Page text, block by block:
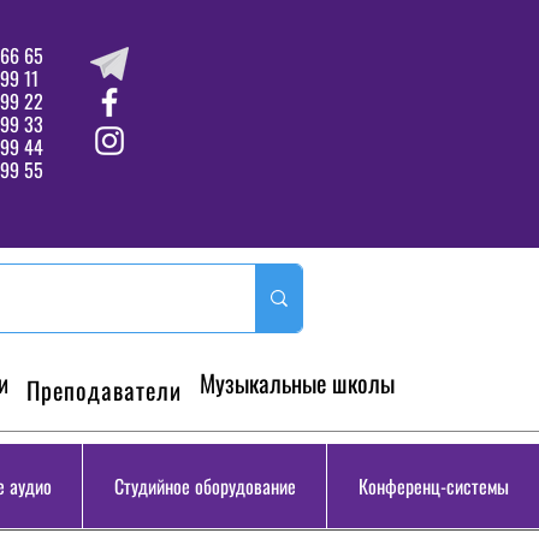
65
11
22
33
44
55
Преподаватели Музыкальные школы
аудио Студийное оборудование Конференц-системы